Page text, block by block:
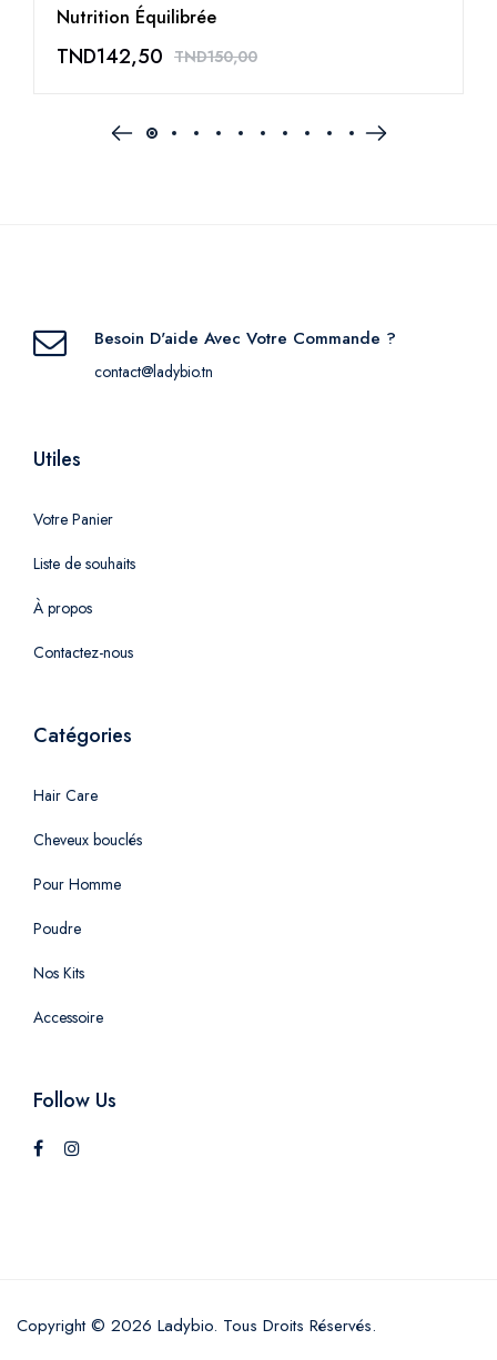
Nutrition Équilibrée
TND142,50 TND150,00
Besoin D'aide Avec Votre Commande ?
contact@ladybio.tn
Utiles
Votre Panier
Liste de souhaits
À propos
Contactez-nous
Catégories
Hair Care
Cheveux bouclés
Pour Homme
Poudre
Nos Kits
Accessoire
Follow Us
Copyright © 2026 Ladybio. Tous Droits Réservés.